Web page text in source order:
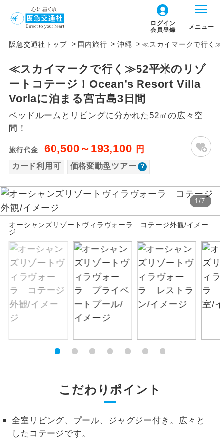
ログイン
会員登録
メニュー
阪急交通社トップ > 国内旅行 > 沖縄 > ≪スカイマークで行く
≪スカイマークで行く≫52平米のリゾ
ートコテージ！Ocean’s Resort Villa
Vorlaに泊まる宮古島3日間
ベッドルームとリビングに分かれた52㎡の広々空
間！
旅行代金 60,500～193,100 円
カード利用可 価格変動型ツアー
1/7
オーシャンズリゾートヴィラヴォーラ コテージ外観/イメー
ジ
こだわりポイント
全室リビング、プール、ジャグジー付き。広々と
したコテージです。
アイコン 説明
添乗員同行
往路出発空港（駅）から復路到着空港
（駅）まで同行します。
現地添乗員同
行
現地到着空港（駅）から最終日出発空港
（駅）まで添乗員が同行します。
バスガイド乗
務
バスガイドが乗務し、車内での観光案内
があります。
世界遺産
ユネスコに登録されている文化遺産や自
然遺産を訪ねるコースです。
絶景スポットに立ち寄るコースです。
温泉 温泉地にも宿泊するコースです。
露天風呂
ご宿泊ホテルに露天風呂が付いていま
す。
全てのお食事が付いていますので、お食
く）
お部屋食
お部屋にてゆっくりとお召し上がりいた
だけます。
トラベルイヤ
ホン
周りの音を気にせず、ガイドさんの説明
をじっくり聞くことができます。
「価格変動型ツアー」に関するご案内
価格変動型ツアーとは
航空会社が設定する「個人包括旅行運
賃」を利用したツアーです。
以下の注意事項をあらかじめご了承いただき
ますようお願いいたします。
お支払いについて
お支払いは、クレジットカード決済のみとな
ります。
お申し込みの最後にクレジットカード決済を
していただき、決済手続き完了をもちまし
て、ご旅行の契約が成立となります。
ご予約方法について
ンター及びカウンターでのお申し込みはでき